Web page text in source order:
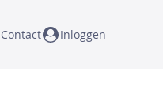
Contact Inloggen